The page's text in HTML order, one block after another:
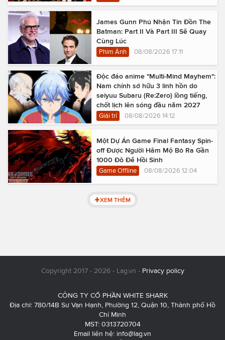
James Gunn Phủ Nhận Tin Đồn The
Batman: Part II Và Part III Sẽ Quay
Cùng Lúc
Phim Ảnh 08/08/2026 17:11
Độc đáo anime "Multi-Mind Mayhem":
Nam chính sở hữu 3 linh hồn do
seiyuu Subaru (Re:Zero) lồng tiếng,
chốt lịch lên sóng đầu năm 2027
Giải trí 08/08/2026 14:12
Một Dự Án Game Final Fantasy Spin-
off Được Người Hâm Mộ Bỏ Ra Gần
1000 Đô Để Hồi Sinh
Game Offline 08/08/2026 12:04
XEM THÊM
Copyright 2017 - 2026 - Lag.vn - Privacy policy
CÔNG TY CỔ PHẦN WHITE SHARK
Địa chỉ: 780/14B Sư Vạn Hạnh, Phường 12, Quận 10, Thành phố Hồ
Chí Minh
MST: 0313720704
Email liên hệ: info@lag.vn